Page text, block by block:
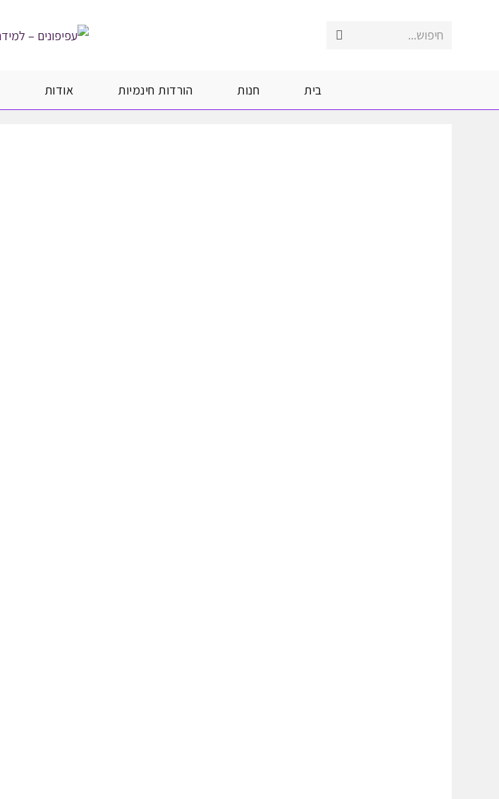
חיפוש... Submit
בית חנות הורדות חינמיות אודות